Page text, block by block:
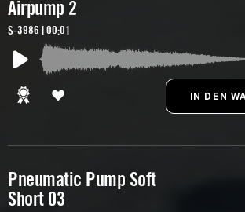
Airpump 2
S-3986 | 00:01
Pneumatic Pump Soft
Short 03